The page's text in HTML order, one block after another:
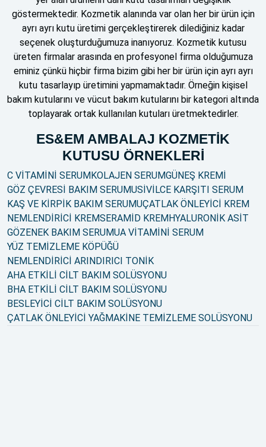
göstermektedir. Kozmetik alanında var olan her bir ürün için
ayrı ayrı kutu üretimi gerçekleştirerek dilediğiniz kadar
seçenek oluşturduğumuza inanıyoruz. Kozmetik kutusu
üreten firmalar arasında en profesyonel firma olduğumuza
eminiz çünkü hiçbir firma bizim gibi her bir ürün için ayrı ayrı
kutu tasarlayıp üretimini yapmamaktadır. Örneğin kişisel
bakım kutularını ve vücut bakım kutularını bir kategori altında
toplayarak ortak kullanılan kutuları üretmektedirler.
ES&EM AMBALAJ KOZMETİK
KUTUSU ÖRNEKLERİ
C VİTAMİNİ SERUM KOLAJEN SERUMGÜNEŞ KREMİ
GÖZ ÇEVRESİ BAKIM SERUMUSİVİLCE KARŞITI SERUM
KAŞ VE KİRPİK BAKIM SERUMUÇATLAK ÖNLEYİCİ KREM
NEMLENDİRİCİ KREMSERAMİD KREM HYALURONİK ASİT
GÖZENEK BAKIM SERUMUA VİTAMİNİ SERUM
YÜZ TEMİZLEME KÖPÜĞÜ
NEMLENDİRİCİ ARINDIRICI TONİK
AHA ETKİLİ CİLT BAKIM SOLÜSYONU
BHA ETKİLİ CİLT BAKIM SOLÜSYONU
BESLEYİCİ CİLT BAKIM SOLÜSYONU
ÇATLAK ÖNLEYİCİ YAĞMAKİNE TEMİZLEME SOLÜSYONU